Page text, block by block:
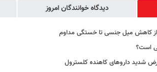
دیدگاه خوانندگان امروز
از کاهش میل جنسی تا خستگی مداوم
است؟
شدید داروهای کاهنده کلسترول